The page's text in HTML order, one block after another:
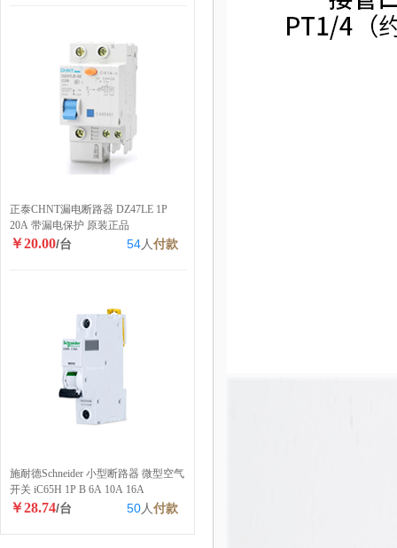
正泰CHNT漏电断路器 DZ47LE 1P
20A 带漏电保护 原装正品
￥20.00/台 54人付款
施耐德Schneider 小型断路器 微型空气
开关 iC65H 1P B 6A 10A 16A
￥28.74/台 50人付款